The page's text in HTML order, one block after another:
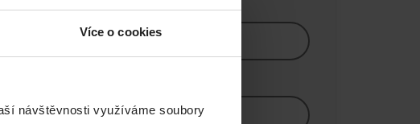
Více o cookies
návštěvnosti využíváme soubory